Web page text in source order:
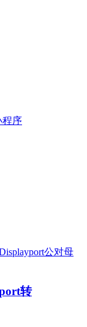
程序
转